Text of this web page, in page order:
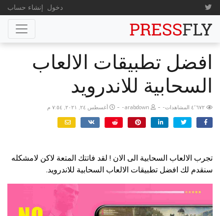
دخول إنشاء حساب
افضل تطبيقات الالعاب
السحابية للاندرويد
-
- أغسطس ٢٤, ٢٠٢١, ٧:٥٤ م
تجرب الالعاب السحابية الى الان ! لقد فاتتك المتعة لاكن لامشكله
سنقدم لك افضل تطبيقات الالعاب السحابية للاندرويد.